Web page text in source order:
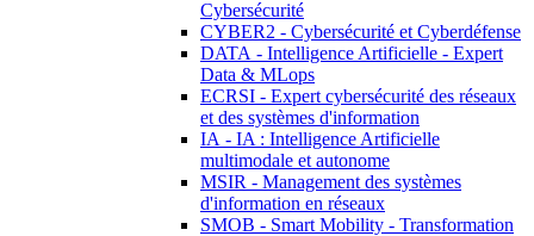
Cybersécurité
CYBER2 - Cybersécurité et Cyberdéfense
DATA - Intelligence Artificielle - Expert
Data & MLops
ECRSI - Expert cybersécurité des réseaux
et des systèmes d'information
IA - IA : Intelligence Artificielle
multimodale et autonome
MSIR - Management des systèmes
d'information en réseaux
SMOB - Smart Mobility - Transformation